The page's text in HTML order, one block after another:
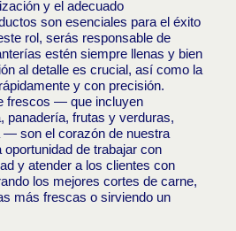
y el adecuado
son esenciales para el éxito
rol, serás responsable de
estén siempre llenas y bien
al detalle es crucial, así como la
y con precisión.
frescos — que incluyen
panadería, frutas y verduras,
— son el corazón de nuestra
de trabajar con
y atender a los clientes con
los mejores cortes de carne,
más frescas o sirviendo un